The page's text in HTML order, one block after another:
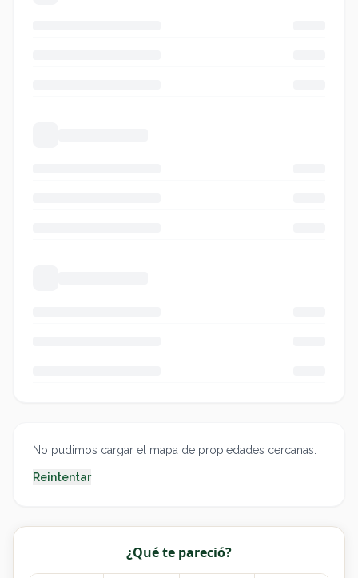
No pudimos cargar el mapa de propiedades cercanas.
Reintentar
¿Qué te pareció?